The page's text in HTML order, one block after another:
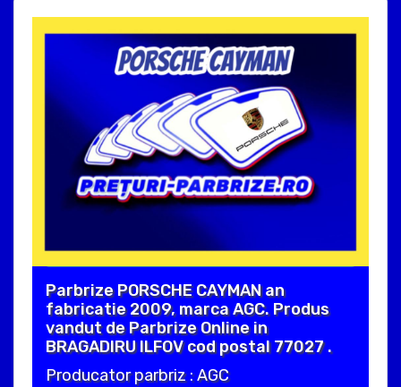
Parbrize PORSCHE CAYMAN an
fabricatie 2009, marca AGC. Produs
vandut de Parbrize Online in
BRAGADIRU ILFOV cod postal 77027 .
Producator parbriz : AGC